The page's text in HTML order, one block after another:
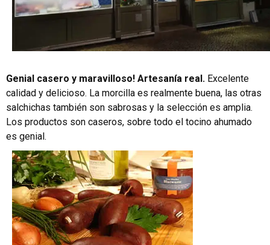
Genial casero y maravilloso! Artesanía real. Excelente
calidad y delicioso. La morcilla es realmente buena, las otras
salchichas también son sabrosas y la selección es amplia.
Los productos son caseros, sobre todo el tocino ahumado
es genial.